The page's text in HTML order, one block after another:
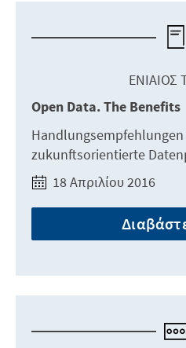
ΕΝΙΑΊΟΣ
Open Data. The Benefits
zukunftsorientierte
18 Απριλίου 2016